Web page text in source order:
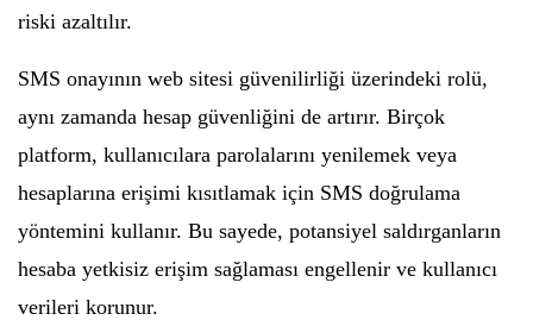
riski azaltılır.
SMS onayının web sitesi güvenilirliği üzerindeki rolü,
aynı zamanda hesap güvenliğini de artırır. Birçok
platform, kullanıcılara parolalarını yenilemek veya
hesaplarına erişimi kısıtlamak için SMS doğrulama
yöntemini kullanır. Bu sayede, potansiyel saldırganların
hesaba yetkisiz erişim sağlaması engellenir ve kullanıcı
verileri korunur.